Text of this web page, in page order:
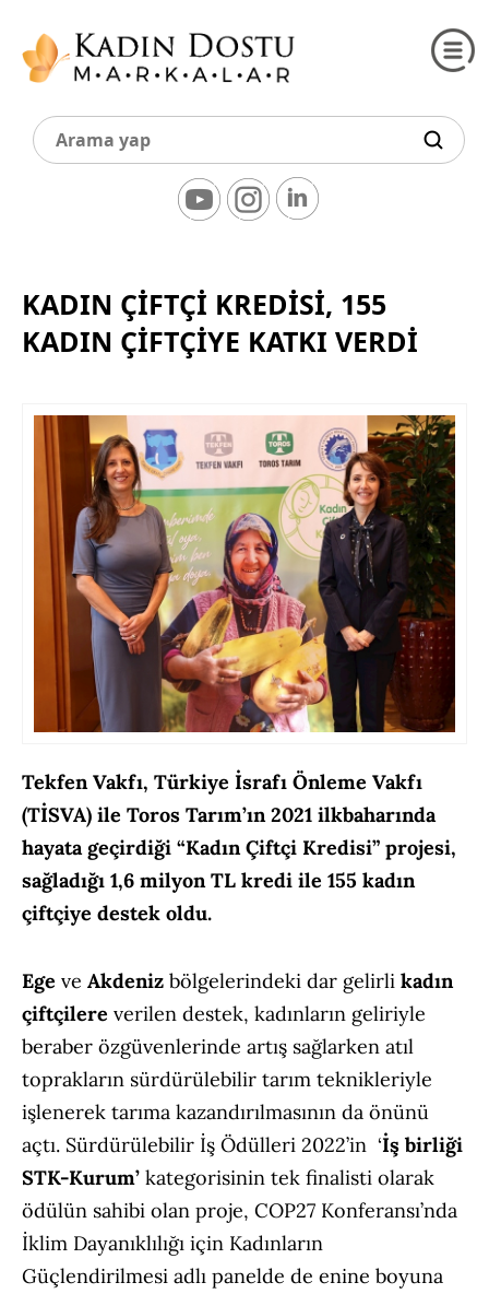
KADIN ÇİFTÇİ KREDİSİ, 155
KADIN ÇİFTÇİYE KATKI VERDİ
Tekfen Vakfı, Türkiye İsrafı Önleme Vakfı
(TİSVA) ile Toros Tarım’ın 2021 ilkbaharında
hayata geçirdiği “Kadın Çiftçi Kredisi” projesi,
sağladığı 1,6 milyon TL kredi ile 155 kadın
çiftçiye destek oldu.
Ege ve Akdeniz bölgelerindeki dar gelirli kadın
çiftçilere verilen destek, kadınların geliriyle
beraber özgüvenlerinde artış sağlarken atıl
toprakların sürdürülebilir tarım teknikleriyle
işlenerek tarıma kazandırılmasının da önünü
açtı. Sürdürülebilir İş Ödülleri 2022’in ‘İş birliği
STK-Kurum’ kategorisinin tek finalisti olarak
ödülün sahibi olan proje, COP27 Konferansı’nda
İklim Dayanıklılığı için Kadınların
Güçlendirilmesi adlı panelde de enine boyuna